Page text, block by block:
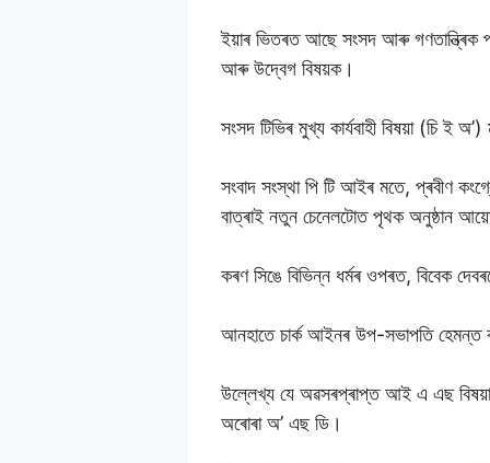
ইয়াৰ ভিতৰত আছে সংসদ আৰু গণতান্ত্ৰিক
আৰু উদ্বেগ বিষয়ক।
সংসদ টিভিৰ মুখ্য কাৰ্যবাহী বিষয়া (চি ই
সংবাদ সংস্থা পি টি আইৰ মতে, প্ৰবীণ
বাত্ৰাই নতুন চেনেলটোত পৃথক অনুষ্ঠান
কৰণ সিঙে বিভিন্ন ধৰ্মৰ ওপৰত, বিবেক
আনহাতে চাৰ্ক আইনৰ উপ-সভাপতি হেমন্ত
উল্লেখ্য যে অৱসৰপ্ৰাপ্ত আই এ এছ বিষয়া
অৰোৰা অ’ এছ ডি।